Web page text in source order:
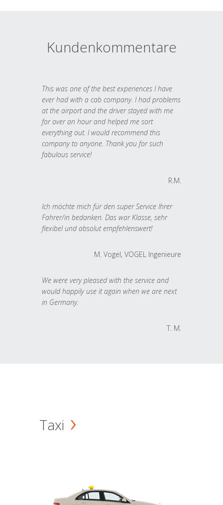
Kundenkommentare
This was one of the best experiences I have
ever had with a cab company. I had problems
at the airport and the driver stayed with me
for over an hour and helped me sort
everything out. I would recommend this
company to anyone. Thank you for such
fabulous service!
R.M.
Ich möchte mich für den super Service Ihrer
Fahrer/in bedanken. Das war Klasse, sehr
flexibel und absolut empfehlenswert!
M. Vogel, VOGEL Ingenieure
We were very pleased with the service and
would happily use it again when we are next
in Germany.
T. M.
Taxi